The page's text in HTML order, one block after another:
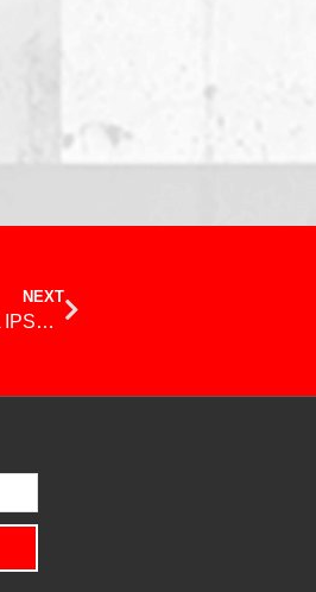
NEXT
CURABITUR UT ERAT A DUI CONDIMENTUM BIBENDUM AC VEL IPSUM